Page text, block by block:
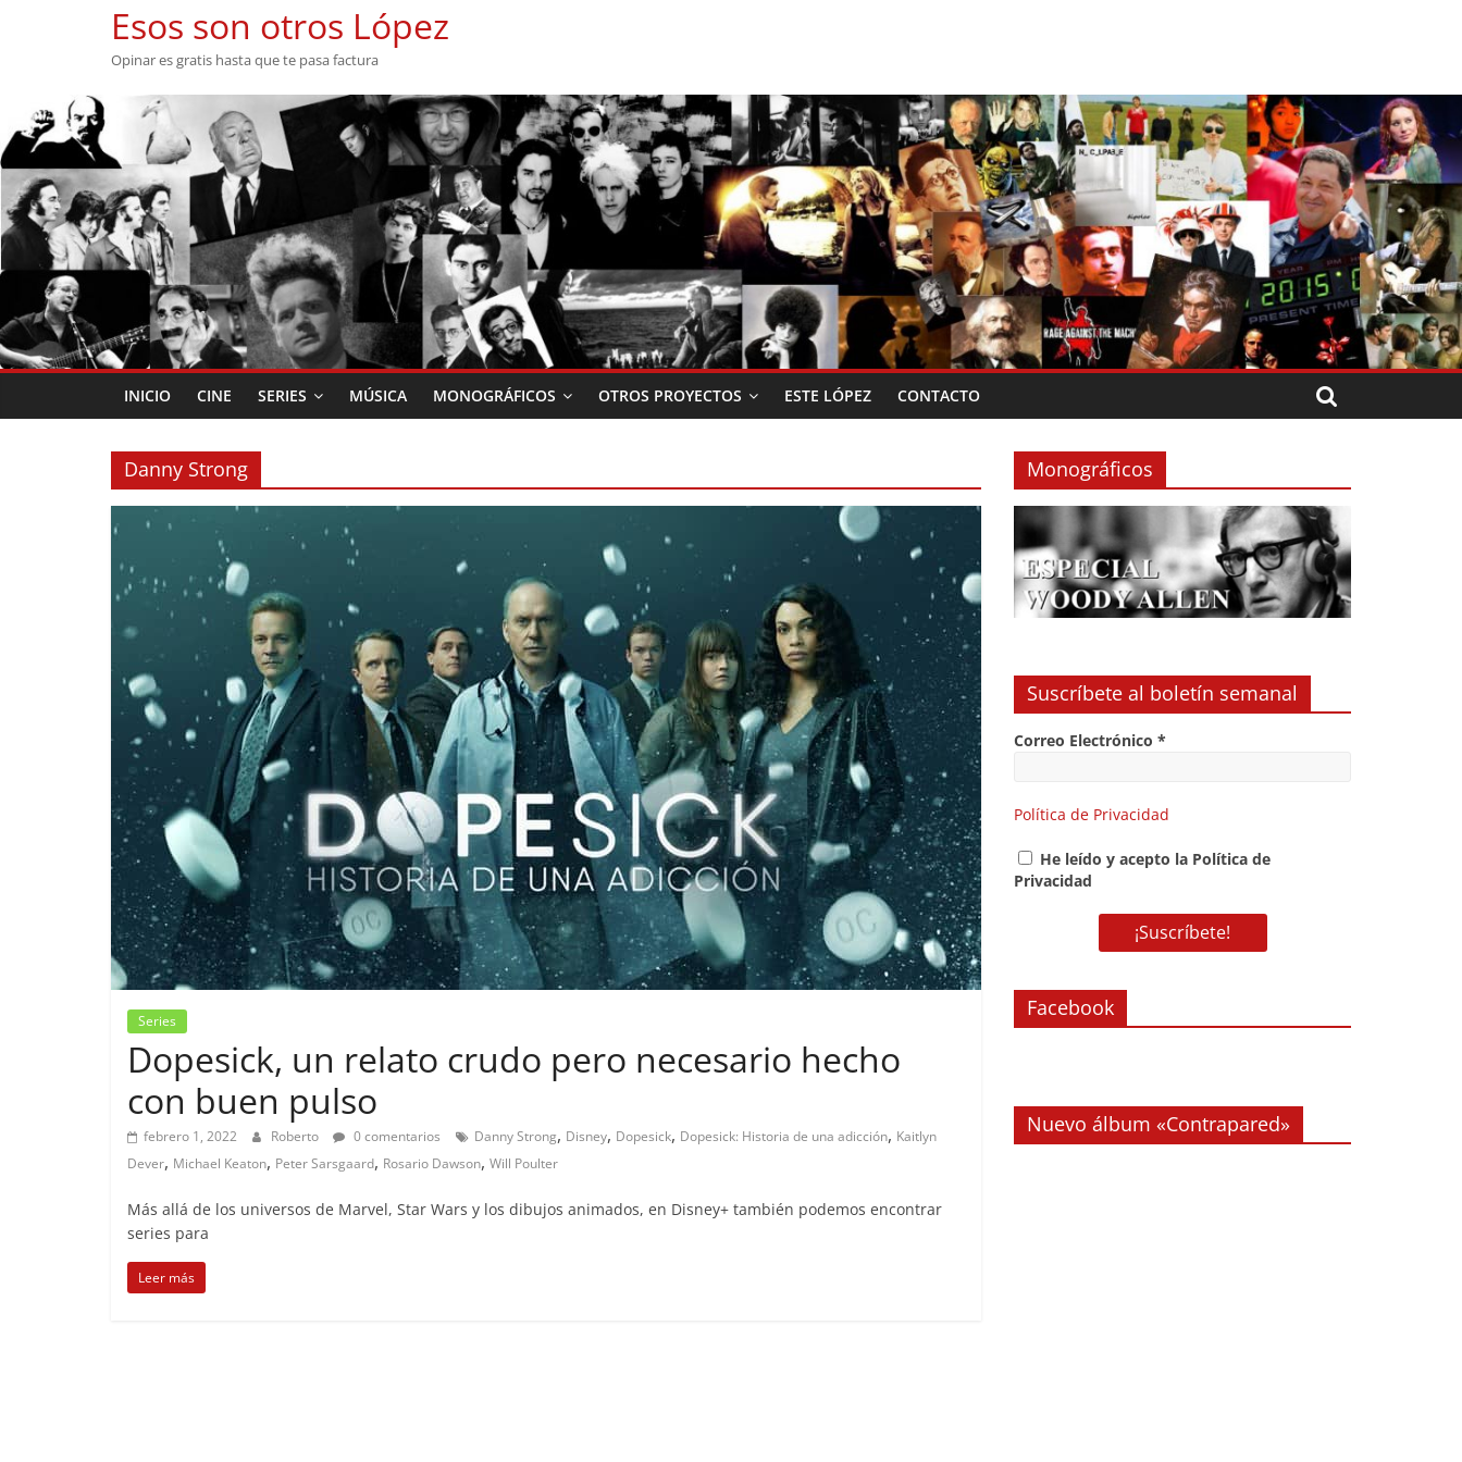
Esos son otros López
Opinar es gratis hasta que te pasa factura
INICIO CINE SERIES MÚSICA MONOGRÁFICOS OTROS PROYECTOS ESTE LÓPEZ CONTACTO
Danny Strong
Series
Dopesick, un relato crudo pero necesario hecho
con buen pulso
febrero 1, 2022 Roberto 0 comentarios Danny Strong, Disney, Dopesick, Dopesick: Historia de una adicción, Kaitlyn
Dever, Michael Keaton, Peter Sarsgaard, Rosario Dawson, Will Poulter
Más allá de los universos de Marvel, Star Wars y los dibujos animados, en Disney+ también podemos encontrar
series para
Leer más
Monográficos
Suscríbete al boletín semanal
Correo Electrónico *
Política de Privacidad
He leído y acepto la Política de
Privacidad
Facebook
Nuevo álbum «Contrapared»